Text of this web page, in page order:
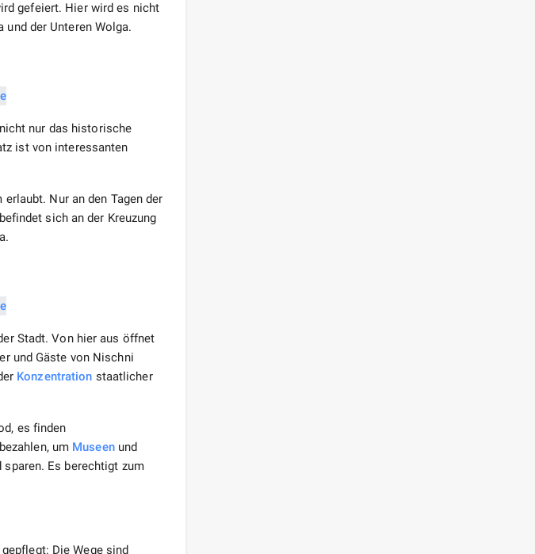
gefeiert. Hier wird es nicht
und der Unteren Wolga.
nur das historische
ist von interessanten
Nur an den Tagen der
sich an der Kreuzung
Stadt. Von hier aus öffnet
und Gäste von Nischni
Konzentration staatlicher
es finden
um Museenund
Es berechtigt zum
Die Wege sind